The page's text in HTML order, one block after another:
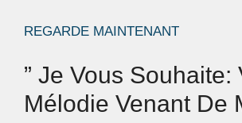
REGARDE MAINTENANT
” Je Vous Souhaite:
Mélodie Venant De